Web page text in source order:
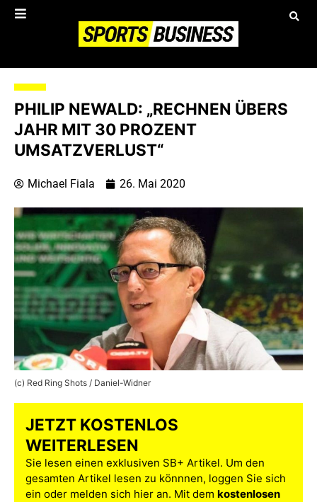
PHILIP NEWALD: „RECHNEN ÜBERS
JAHR MIT 30 PROZENT
UMSATZVERLUST“
Michael Fiala 26. Mai 2020
(c) Red Ring Shots / Daniel-Widner
JETZT KOSTENLOS
WEITERLESEN
Sie lesen einen exklusiven SB+ Artikel. Um den
gesamten Artikel lesen zu könnnen, loggen Sie sich
ein oder melden sich hier an. Mit dem kostenlosen